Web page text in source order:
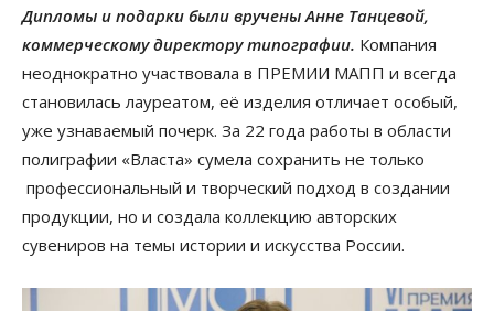
Дипломы и подарки были вручены Анне Танцевой,
коммерческому директору типографии. Компания
неоднократно участвовала в ПРЕМИИ МАПП и всегда
становилась лауреатом, её изделия отличает особый,
уже узнаваемый почерк. За 22 года работы в области
полиграфии «Власта» сумела сохранить не только
профессиональный и творческий подход в создании
продукции, но и создала коллекцию авторских
сувениров на темы истории и искусства России.